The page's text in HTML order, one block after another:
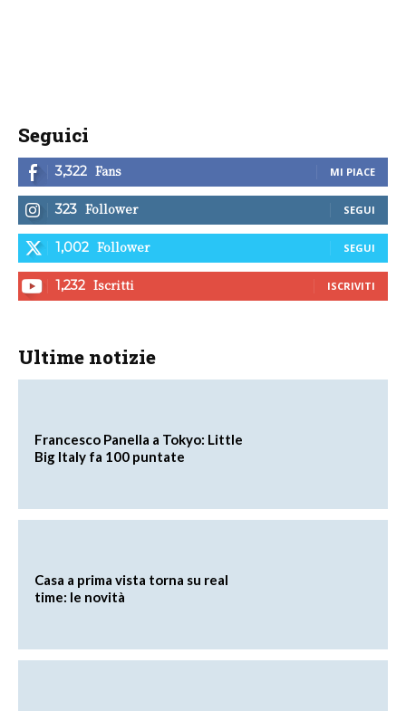
Seguici
3,322 Fans MI PIACE
323 Follower SEGUI
1,002 Follower SEGUI
1,232 Iscritti ISCRIVITI
Ultime notizie
Francesco Panella a Tokyo: Little
Big Italy fa 100 puntate
Casa a prima vista torna su real
time: le novità